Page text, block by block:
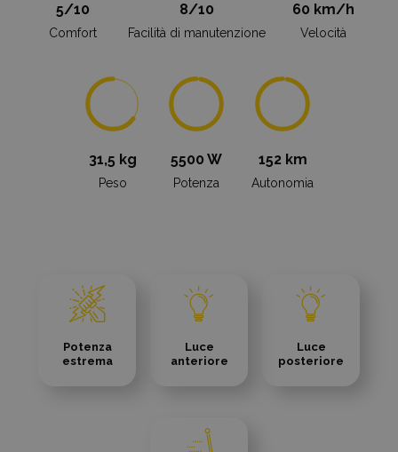
5/10
Comfort
8/10
Facilità di manutenzione
60 km/h
Velocità
31,5 kg
Peso
5500 W
Potenza
152 km
Autonomia
Potenza
estrema
Luce
anteriore
Luce
posteriore